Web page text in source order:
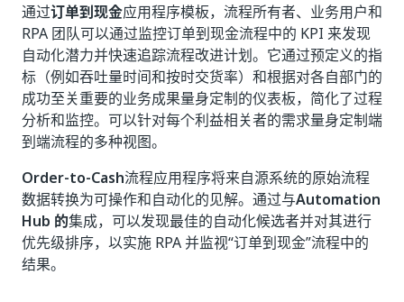
通过订单到现金应用程序模板，流程所有者、业务用户和
RPA 团队可以通过监控订单到现金流程中的 KPI 来发现
自动化潜力并快速追踪流程改进计划。它通过预定义的指
标（例如吞吐量时间和按时交货率）和根据对各自部门的
成功至关重要的业务成果量身定制的仪表板，简化了过程
分析和监控。可以针对每个利益相关者的需求量身定制端
到端流程的多种视图。
Order-to-Cash流程应用程序将来自源系统的原始流程
数据转换为可操作和自动化的见解。通过与Automation
Hub 的集成，可以发现最佳的自动化候选者并对其进行
优先级排序，以实施 RPA 并监视“订单到现金”流程中的
结果。